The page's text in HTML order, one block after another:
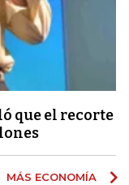
que el recorte
MÁS ECONOMÍA